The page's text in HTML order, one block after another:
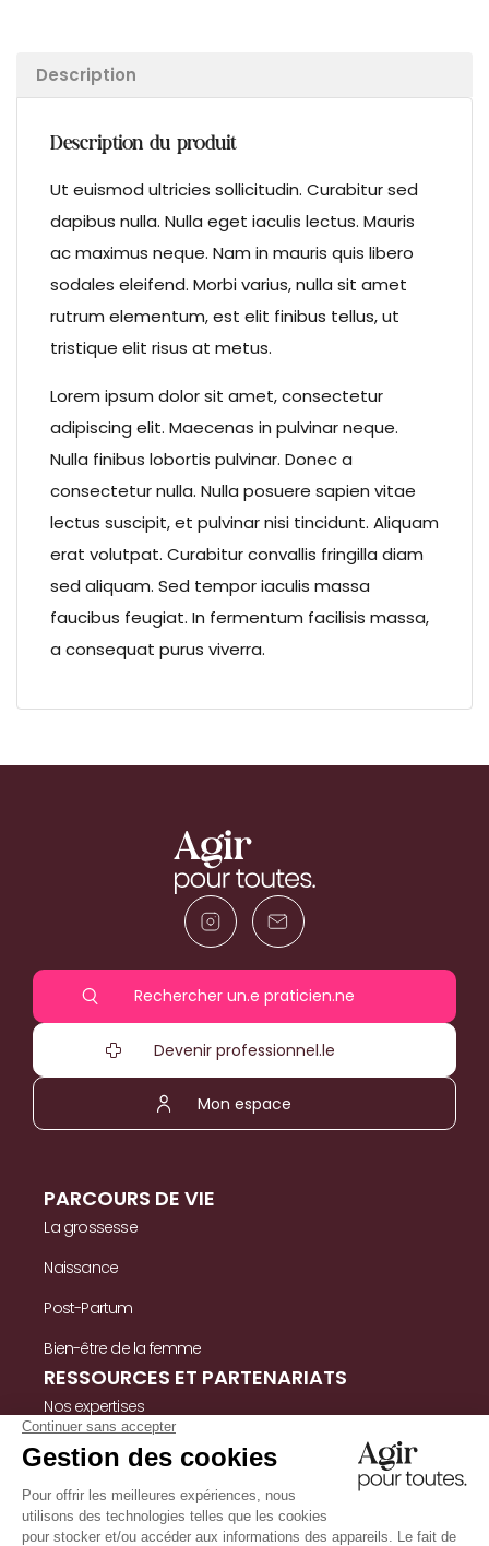
Description
Description du produit
Ut euismod ultricies sollicitudin. Curabitur sed
dapibus nulla. Nulla eget iaculis lectus. Mauris
ac maximus neque. Nam in mauris quis libero
sodales eleifend. Morbi varius, nulla sit amet
rutrum elementum, est elit finibus tellus, ut
tristique elit risus at metus.
Lorem ipsum dolor sit amet, consectetur
adipiscing elit. Maecenas in pulvinar neque.
Nulla finibus lobortis pulvinar. Donec a
consectetur nulla. Nulla posuere sapien vitae
lectus suscipit, et pulvinar nisi tincidunt. Aliquam
erat volutpat. Curabitur convallis fringilla diam
sed aliquam. Sed tempor iaculis massa
faucibus feugiat. In fermentum facilisis massa,
a consequat purus viverra.
Rechercher un.e praticien.ne
Devenir professionnel.le
Mon espace
PARCOURS DE VIE
La grossesse
Naissance
Post-Partum
Bien-être de la femme
RESSOURCES ET PARTENARIATS
Nos expertises
Nos ressources
Témoignages
Nous contacter